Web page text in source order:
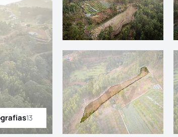
as fotografias
13